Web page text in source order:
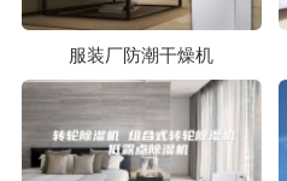
服装厂防潮干燥机